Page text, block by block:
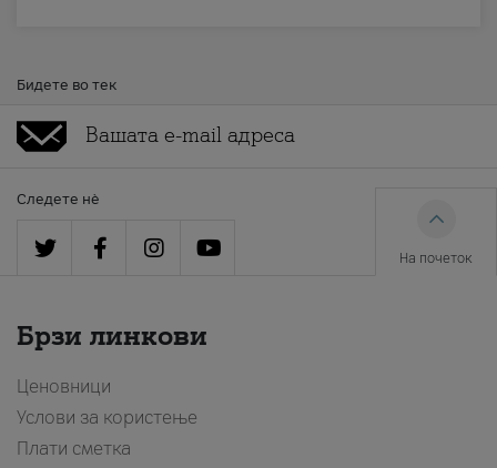
Бидете во тек
Следете нè
На почеток
Брзи линкови
Ценовници
Услови за користење
Плати сметка